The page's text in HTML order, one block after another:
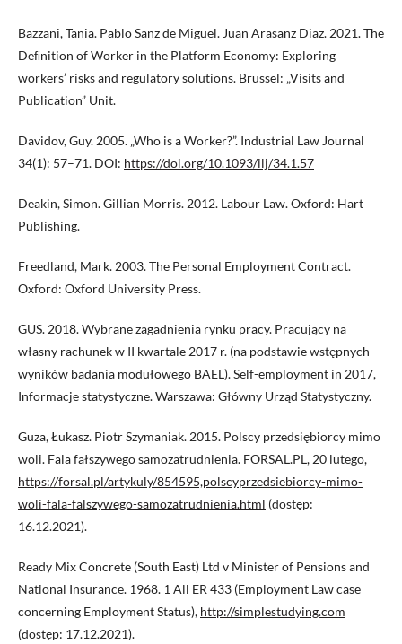
Bazzani, Tania. Pablo Sanz de Miguel. Juan Arasanz Diaz. 2021. The
Deﬁnition of Worker in the Platform Economy: Exploring
workers’ risks and regulatory solutions. Brussel: „Visits and
Publication” Unit.
Davidov, Guy. 2005. „Who is a Worker?”. Industrial Law Journal
34(1): 57–71. DOI: https://doi.org/10.1093/ilj/34.1.57
Deakin, Simon. Gillian Morris. 2012. Labour Law. Oxford: Hart
Publishing.
Freedland, Mark. 2003. The Personal Employment Contract.
Oxford: Oxford University Press.
GUS. 2018. Wybrane zagadnienia rynku pracy. Pracujący na
własny rachunek w II kwartale 2017 r. (na podstawie wstępnych
wyników badania modułowego BAEL). Self-employment in 2017,
Informacje statystyczne. Warszawa: Główny Urząd Statystyczny.
Guza, Łukasz. Piotr Szymaniak. 2015. Polscy przedsiębiorcy mimo
woli. Fala fałszywego samozatrudnienia. FORSAL.PL, 20 lutego,
https://forsal.pl/artykuly/854595,polscyprzedsiebiorcy-mimo-
woli-fala-falszywego-samozatrudnienia.html (dostęp:
16.12.2021).
Ready Mix Concrete (South East) Ltd v Minister of Pensions and
National Insurance. 1968. 1 All ER 433 (Employment Law case
concerning Employment Status), http://simplestudying.com
(dostęp: 17.12.2021).